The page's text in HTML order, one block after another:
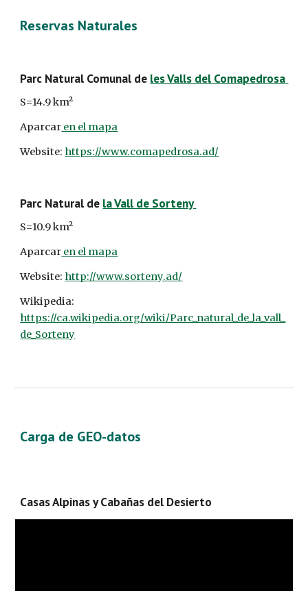
Reservas Naturales
Parc Natural Comunal de les Valls del Comapedrosa
S=14.9 km²
Aparcar en el mapa
Website: https://www.comapedrosa.ad/
Parc Natural de la Vall de Sorteny
S=10.9 km²
Aparcar en el mapa
Website: http://www.sorteny.ad/
https://ca.wikipedia.org/wiki/Parc_natural_de_la_vall_
de_Sorteny
Сarga de GEO-datos
Casas Alpinas y Cabañas del Desierto